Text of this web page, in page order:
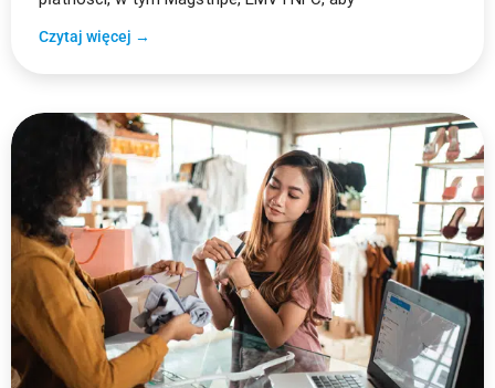
Czytaj więcej →